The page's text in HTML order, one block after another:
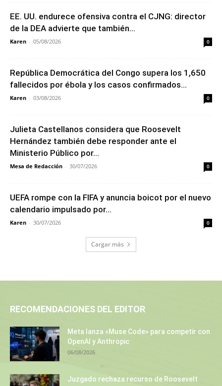
EE. UU. endurece ofensiva contra el CJNG: director
de la DEA advierte que también...
Karen - 05/08/2026 0
República Democrática del Congo supera los 1,650
fallecidos por ébola y los casos confirmados...
Karen - 03/08/2026 0
Julieta Castellanos considera que Roosevelt
Hernández también debe responder ante el
Ministerio Público por...
Mesa de Redacción - 30/07/2026 0
UEFA rompe con la FIFA y anuncia boicot por el nuevo
calendario impulsado por...
Karen - 30/07/2026 0
Cargar más
RECOMENDACIONES DEL EDITOR
Meta lanza «Muse Code» para competir con
OpenAI y Anthropic
06/08/2026
Juzgado rechaza recurso de Roosevelt